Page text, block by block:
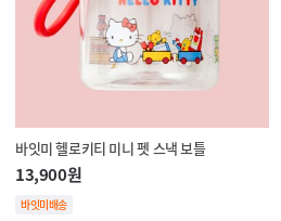
바잇미 헬로키티 미니 펫 스낵 보틀
13,900원
바잇미배송